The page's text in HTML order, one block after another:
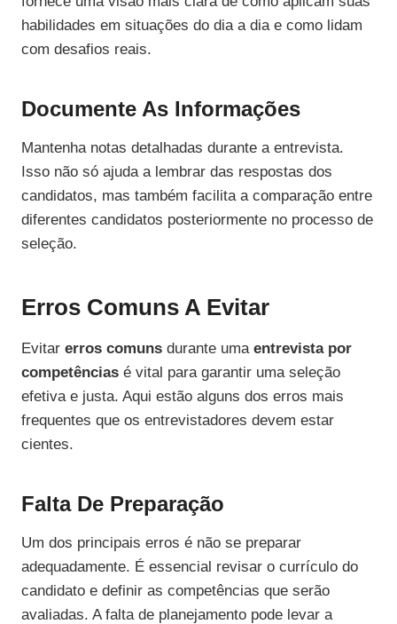
habilidades em situações do dia a dia e como lidam
com desafios reais.
Documente As Informações
Mantenha notas detalhadas durante a entrevista.
Isso não só ajuda a lembrar das respostas dos
candidatos, mas também facilita a comparação entre
diferentes candidatos posteriormente no processo de
seleção.
Erros Comuns A Evitar
Evitar erros comuns durante uma entrevista por
competências é vital para garantir uma seleção
efetiva e justa. Aqui estão alguns dos erros mais
frequentes que os entrevistadores devem estar
cientes.
Falta De Preparação
Um dos principais erros é não se preparar
adequadamente. É essencial revisar o currículo do
candidato e definir as competências que serão
avaliadas. A falta de planejamento pode levar a